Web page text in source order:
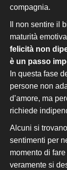
compagnia.
Il non sentire il
maturità
felicità non
è un passo
In questa fase
persone non
d’amore, ma
richiede
Alcuni si
sentimenti per
momento di
veramente si